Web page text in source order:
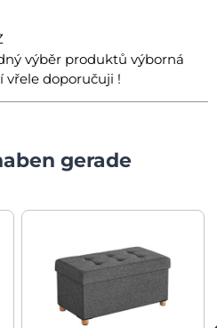
výběr produktů výborná
vřele doporučuji !
gerade